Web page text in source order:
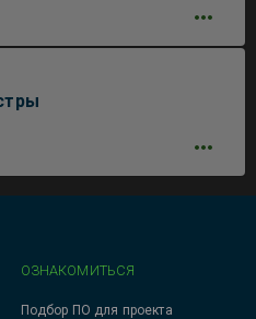
ОЗНАКОМИТЬСЯ
Подбор ПО для проекта